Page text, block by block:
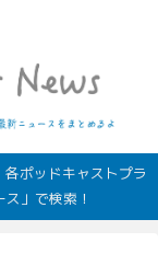
ポッドキャストプラ
」で検索！